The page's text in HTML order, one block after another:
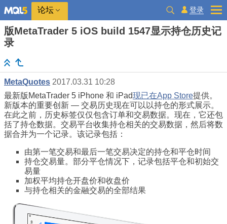
论坛 登录
版MetaTrader 5 iOS build 1547显示持仓历史记
录
MetaQuotes 2017.03.31 10:28
最新版MetaTrader 5 iPhone 和 iPad现已在App Store提供。
新版本的重要创新 — 交易历史现在可以以持仓的形式展示。
在此之前，历史标签仅仅包含订单和交易数据。现在，它还包
括了持仓数据。交易平台收集持仓相关的交易数据，然后将数
据合并为一个记录。该记录包括：
由第一笔交易和最后一笔交易决定的持仓和平仓时间
持仓交易量。部分平仓情况下，记录包括平仓和初始交
易量
加权平均持仓开盘价和收盘价
与持仓相关的金融交易的全部结果